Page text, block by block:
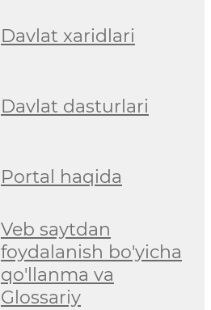
Davlat xaridlari
Davlat dasturlari
Portal haqida
Veb saytdan
foydalanish bo'yicha
qo'llanma va
Glossariy